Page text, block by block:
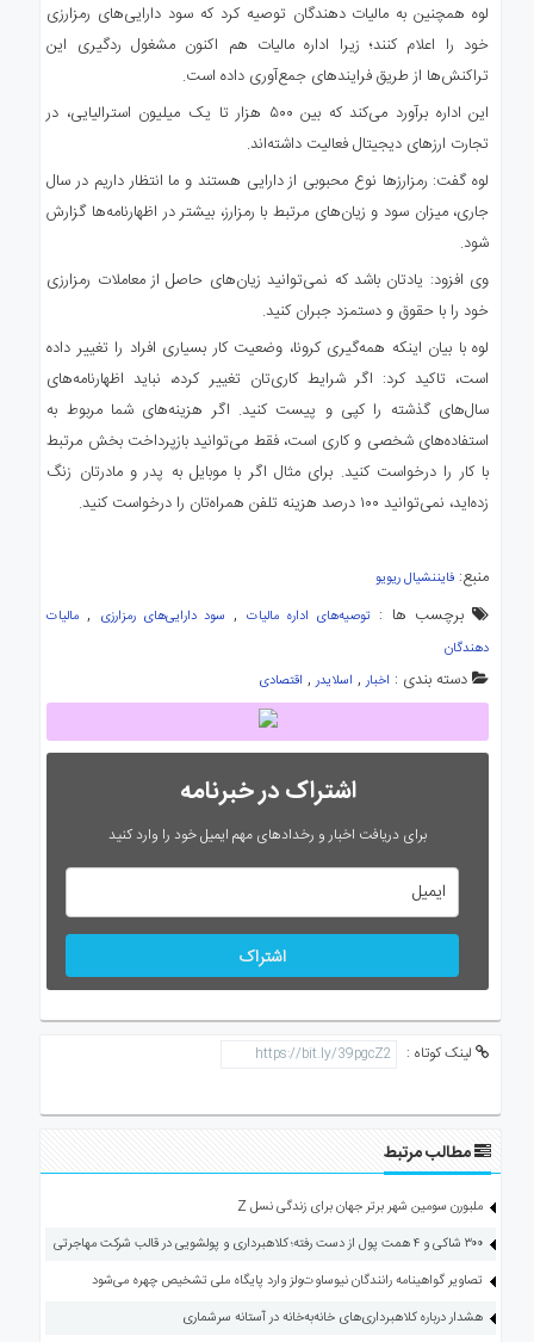
لوه همچنین به مالیات دهندگان توصیه کرد که سود دارایی‌های رمزارزی
خود را اعلام کنند؛ زیرا اداره مالیات هم اکنون مشغول ردگیری این
تراکنش‌ها از طریق فرایندهای جمع‌آوری داده است.
این اداره برآورد می‌کند که بین ۵۰۰ هزار تا یک میلیون استرالیایی، در
تجارت ارزهای دیجیتال فعالیت داشته‌اند.
لوه گفت: رمزارزها نوع محبوبی از دارایی هستند و ما انتظار داریم در سال
جاری، میزان سود و زیان‌های مرتبط با رمزارز، بیشتر در اظهارنامه‌ها گزارش
شود.
وی افزود: یادتان باشد که نمی‌توانید زیان‌های حاصل از معاملات رمزارزی
خود را با حقوق و دستمزد جبران کنید.
لوه با بیان اینکه همه‌گیری کرونا، وضعیت کار بسیاری افراد را تغییر داده
است، تاکید کرد: اگر شرایط کاری‌تان تغییر کرده، نباید اظهارنامه‌های
سال‌های گذشته را کپی و پیست کنید. اگر هزینه‌های شما مربوط به
استفاده‌های شخصی و کاری است، فقط می‌توانید بازپرداخت بخش مرتبط
با کار را درخواست کنید. برای مثال اگر با موبایل به پدر و مادرتان زنگ
زده‌اید، نمی‌توانید ۱۰۰ درصد هزینه تلفن همراه‌تان را درخواست کنید.
منبع: فایننشیال ریویو
برچسب ها : توصیه‌های اداره مالیات , سود دارایی‌های رمزارزی , مالیات
دهندگان
دسته بندی : اخبار, اسلایدر, اقتصادی
اشتراک در خبرنامه
برای دریافت اخبار و رخدادهای مهم ایمیل خود را وارد کنید
اشتراک
لینک کوتاه :
مطالب مرتبط
ملبورن سومین شهر برتر جهان برای زندگی نسل Z
۳۰۰ شاکی و ۴ همت پول از دست رفته؛ کلاهبرداری و پولشویی در قالب شرکت مهاجرتی
تصاویر گواهینامه رانندگان نیوساوت‌ولز وارد پایگاه ملی تشخیص چهره می‌شود
هشدار درباره کلاهبرداری‌های خانه‌به‌خانه در آستانه سرشماری